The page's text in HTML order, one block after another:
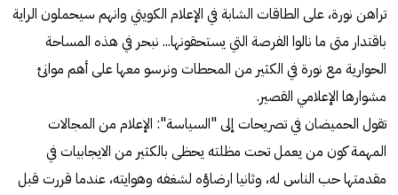
تراهن نورة، على الطاقات الشابة في الإعلام الكويتي وانهم سيحملون الراية
باقتدار متى ما نالوا الفرصة التي يستحقونها... نبحر في هذه المساحة
الحوارية مع نورة في الكثير من المحطات ونرسو معها على أهم موانئ
مشوارها الإعلامي القصير.
تقول الحميضان في تصريحات إلى "السياسة": الإعلام من المجالات
المهمة كون من يعمل تحت مظلته يحظى بالكثير من الايجابيات في
مقدمتها حب الناس له، وثانيا ارضاؤه لشغفه وهوايته، عندما قررت قبل